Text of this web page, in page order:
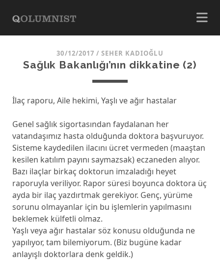
30/12/2017 / SEHER KADIOĞLU
Sağlık Bakanlığı’nın dikkatine (2)
İlaç raporu, Aile hekimi, Yaşlı ve ağır hastalar
Genel sağlık sigortasından faydalanan her
vatandaşımız hasta olduğunda doktora başvuruyor.
Sisteme kaydedilen ilacını ücret vermeden (maaştan
kesilen katılım payını saymazsak) eczaneden alıyor.
Bazı ilaçlar birkaç doktorun imzaladığı heyet
raporuyla veriliyor. Rapor süresi boyunca doktora üç
ayda bir ilaç yazdırtmak gerekiyor. Genç, yürüme
sorunu olmayanlar için bu işlemlerin yapılmasını
beklemek külfetli olmaz.
Yaşlı veya ağır hastalar söz konusu olduğunda ne
yapılıyor, tam bilemiyorum. (Biz bugüne kadar
anlayışlı doktorlara denk geldik.)